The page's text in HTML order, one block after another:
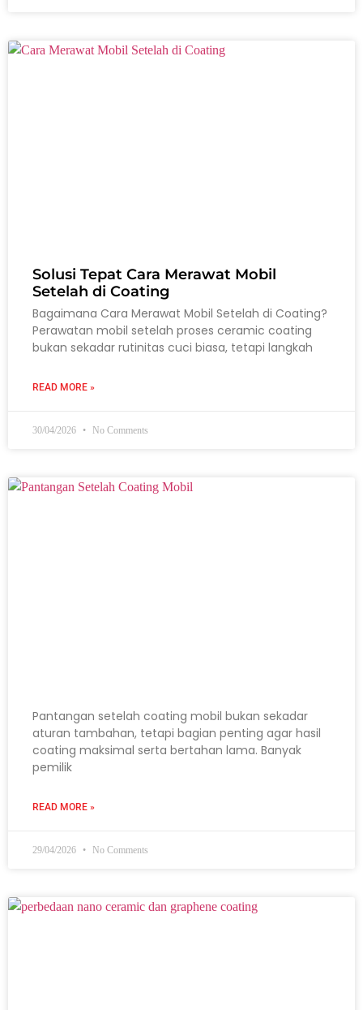
Solusi Tepat Cara Merawat Mobil
Setelah di Coating
Bagaimana Cara Merawat Mobil Setelah di Coating?
Perawatan mobil setelah proses ceramic coating
bukan sekadar rutinitas cuci biasa, tetapi langkah
READ MORE »
30/04/2026 No Comments
Pantangan setelah coating mobil bukan sekadar
aturan tambahan, tetapi bagian penting agar hasil
coating maksimal serta bertahan lama. Banyak
pemilik
READ MORE »
29/04/2026 No Comments